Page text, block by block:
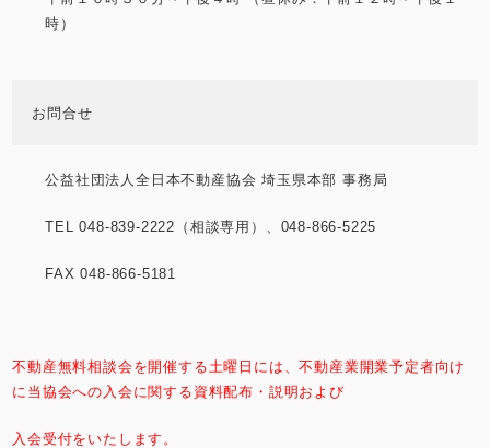
時）
お問合せ
公益社団法人全日本不動産協会 埼玉県本部 事務局
TEL 048-839-2222（相談専用）、048-866-5225
FAX 048-866-5181
不動産無料相談会を開催する土曜日には、不動産業開業予定者向け
に当協会への入会に関する資料配布・説明および
入会受付をいたします。